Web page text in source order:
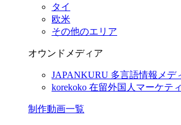
タイ
欧米
その他のエリア
オウンドメディア
JAPANKURU 多言語情報メデ
korekoko 在留外国人マーケテ
制作動画一覧